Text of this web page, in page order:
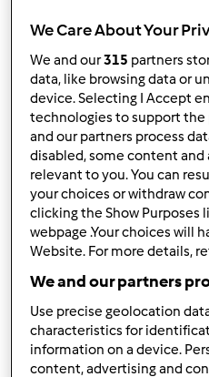
fare???
In
Accedi registrati
Anonimo (non verificato)
Gio, 10/24/2013 - 11:08
ciao bischera, benvenuta
We Care About Your
We and our315 partners
data, like browsing data or
device. Selecting I Accept
technologies to support the
and our partners process
disabled, some content and
relevant to you. You can
your choices or withdraw
clicking the Show
webpage .Your choices will
Website. For more details,
We and our partners
Use precise geolocation
characteristics for
information on a device.
content, advertising and